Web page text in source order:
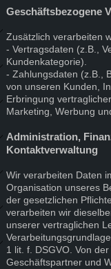
Geschäftsbezogene
Zusätzlich verarbeiten
- Vertragsdaten (z.B.,
Kundenkategorie).
- Zahlungsdaten (z.B.,
von unseren Kunden,
Erbringung
Marketing, Werbung
Administration,
Kontaktverwaltung
Wir verarbeiten Daten
Organisation unseres
der gesetzlichen
verarbeiten wir
unserer vertraglichen
1 lit. f. DSGVO. Von
Geschäftspartner und